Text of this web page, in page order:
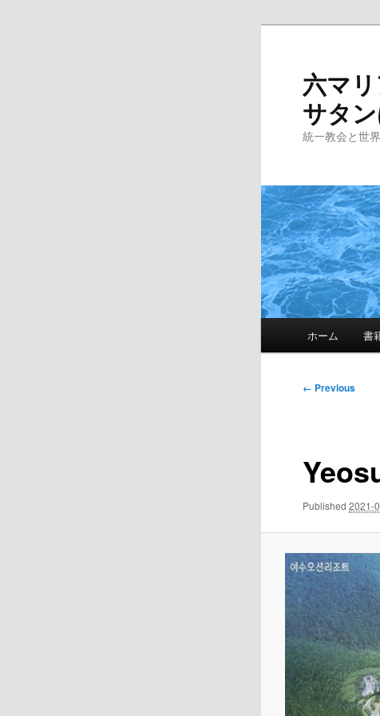
六マ
サタ
統一教会と世
ホーム 書
Image
← Previous
Published2021-